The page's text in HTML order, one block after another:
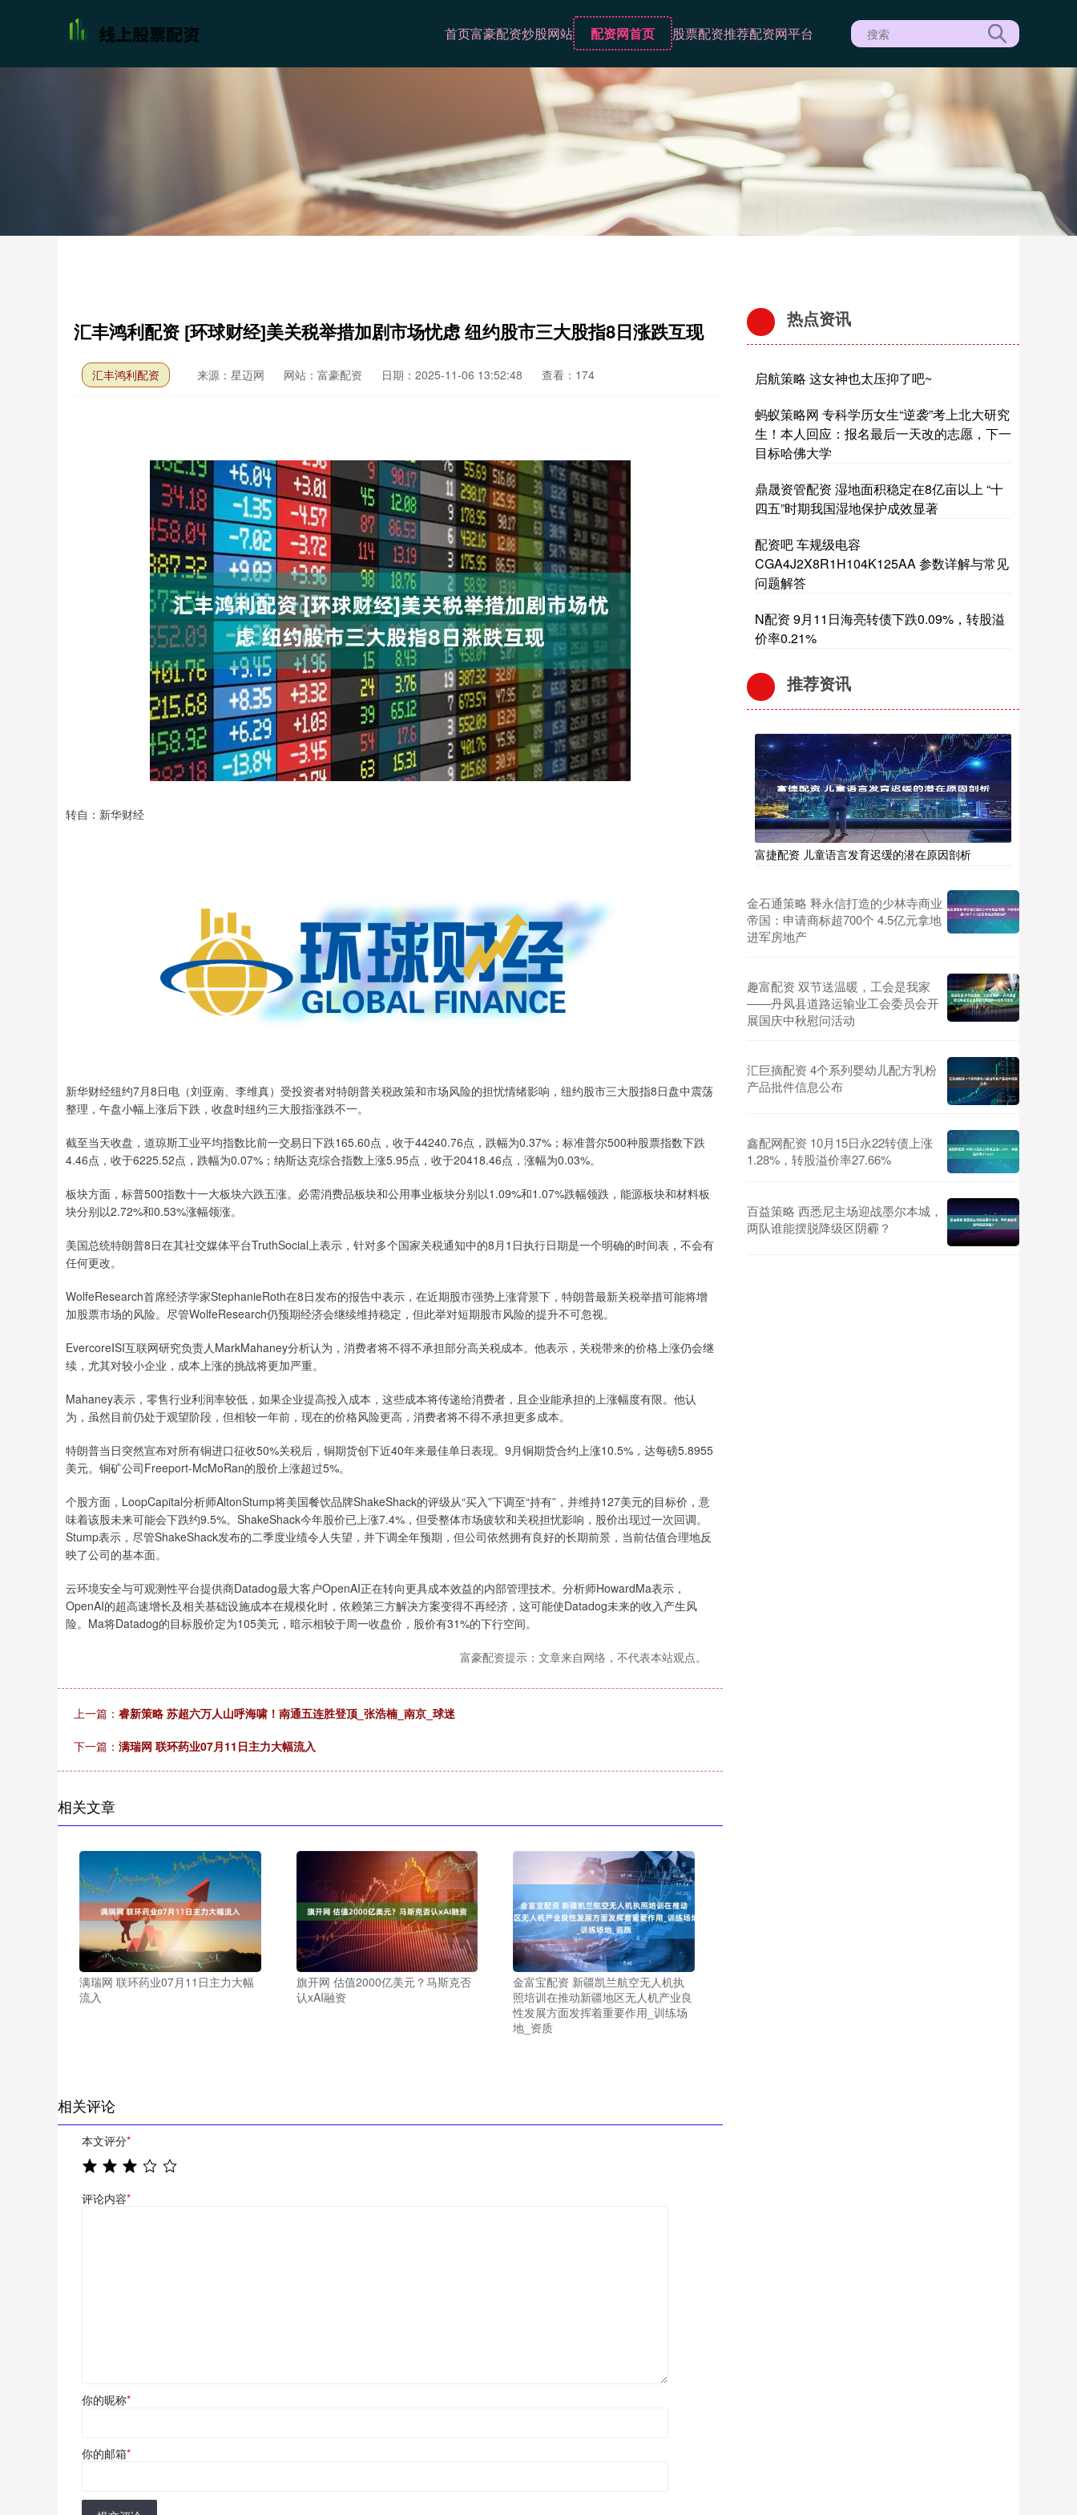
首页富豪配资炒股网站 配资网首页 股票配资推荐配资网平台
汇丰鸿利配资 [环球财经]美关税举措加剧市场忧虑 纽约股市三大股指8日涨跌互现
汇丰鸿利配资 来源：星迈网 网站：富豪配资 日期：2025-11-06 13:52:48 查看：174
转自：新华财经
新华财经纽约7月8日电（刘亚南、李维真）受投资者对特朗普关税政策和市场风险的担忧情绪影响，纽约股市三大股指8日盘中震荡
整理，午盘小幅上涨后下跌，收盘时纽约三大股指涨跌不一。
截至当天收盘，道琼斯工业平均指数比前一交易日下跌165.60点，收于44240.76点，跌幅为0.37%；标准普尔500种股票指数下跌
4.46点，收于6225.52点，跌幅为0.07%；纳斯达克综合指数上涨5.95点，收于20418.46点，涨幅为0.03%。
板块方面，标普500指数十一大板块六跌五涨。必需消费品板块和公用事业板块分别以1.09%和1.07%跌幅领跌，能源板块和材料板
块分别以2.72%和0.53%涨幅领涨。
美国总统特朗普8日在其社交媒体平台TruthSocial上表示，针对多个国家关税通知中的8月1日执行日期是一个明确的时间表，不会有
任何更改。
WolfeResearch首席经济学家StephanieRoth在8日发布的报告中表示，在近期股市强势上涨背景下，特朗普最新关税举措可能将增
加股票市场的风险。尽管WolfeResearch仍预期经济会继续维持稳定，但此举对短期股市风险的提升不可忽视。
EvercoreISI互联网研究负责人MarkMahaney分析认为，消费者将不得不承担部分高关税成本。他表示，关税带来的价格上涨仍会继
续，尤其对较小企业，成本上涨的挑战将更加严重。
Mahaney表示，零售行业利润率较低，如果企业提高投入成本，这些成本将传递给消费者，且企业能承担的上涨幅度有限。他认
为，虽然目前仍处于观望阶段，但相较一年前，现在的价格风险更高，消费者将不得不承担更多成本。
特朗普当日突然宣布对所有铜进口征收50%关税后，铜期货创下近40年来最佳单日表现。9月铜期货合约上涨10.5%，达每磅5.8955
美元。铜矿公司Freeport-McMoRan的股价上涨超过5%。
个股方面，LoopCapital分析师AltonStump将美国餐饮品牌ShakeShack的评级从“买入”下调至“持有”，并维持127美元的目标价，意
味着该股未来可能会下跌约9.5%。ShakeShack今年股价已上涨7.4%，但受整体市场疲软和关税担忧影响，股价出现过一次回调。
Stump表示，尽管ShakeShack发布的二季度业绩令人失望，并下调全年预期，但公司依然拥有良好的长期前景，当前估值合理地反
映了公司的基本面。
云环境安全与可观测性平台提供商Datadog最大客户OpenAI正在转向更具成本效益的内部管理技术。分析师HowardMa表示，
OpenAI的超高速增长及相关基础设施成本在规模化时，依赖第三方解决方案变得不再经济，这可能使Datadog未来的收入产生风
险。Ma将Datadog的目标股价定为105美元，暗示相较于周一收盘价，股价有31%的下行空间。
富豪配资提示：文章来自网络，不代表本站观点。
上一篇： 睿新策略 苏超六万人山呼海啸！南通五连胜登顶_张浩楠_南京_球迷
下一篇： 满瑞网 联环药业07月11日主力大幅流入
相关文章
满瑞网 联环药业07月11日主力大幅
流入
旗开网 估值2000亿美元？马斯克否
认xAI融资
金富宝配资 新疆凯兰航空无人机执
照培训在推动新疆地区无人机产业良
性发展方面发挥着重要作用_训练场
地_资质
相关评论
本文评分*
评论内容*
你的昵称*
你的邮箱*
热点资讯
启航策略 这女神也太压抑了吧~
蚂蚁策略网 专科学历女生“逆袭”考上北大研究
生！本人回应：报名最后一天改的志愿，下一
目标哈佛大学
鼎晟资管配资 湿地面积稳定在8亿亩以上 “十
四五”时期我国湿地保护成效显著
配资吧 车规级电容
CGA4J2X8R1H104K125AA 参数详解与常见
问题解答
N配资 9月11日海亮转债下跌0.09%，转股溢
价率0.21%
推荐资讯
富捷配资 儿童语言发育迟缓的潜在原因剖析
金石通策略 释永信打造的少林寺商业
帝国：申请商标超700个 4.5亿元拿地
进军房地产
趣富配资 双节送温暖，工会是我家
——丹凤县道路运输业工会委员会开
展国庆中秋慰问活动
汇巨摘配资 4个系列婴幼儿配方乳粉
产品批件信息公布
鑫配网配资 10月15日永22转债上涨
1.28%，转股溢价率27.66%
百益策略 西悉尼主场迎战墨尔本城，
两队谁能摆脱降级区阴霾？